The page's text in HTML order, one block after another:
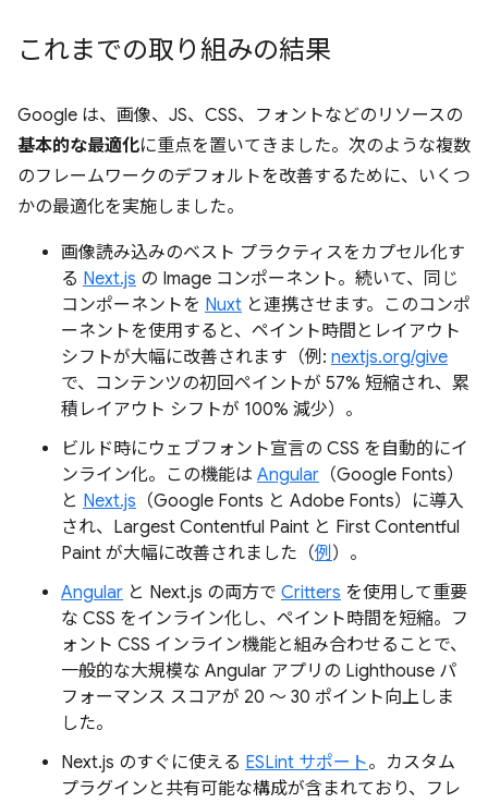
これまでの取り組みの結果
Google は、画像、JS、CSS、フォントなどのリソースの
基本的な最適化に重点を置いてきました。次のような複数
のフレームワークのデフォルトを改善するために、いくつ
かの最適化を実施しました。
画像読み込みのベスト プラクティスをカプセル化す
る Next.js の Image コンポーネント。続いて、同じ
コンポーネントを Nuxt と連携させます。このコンポ
ーネントを使用すると、ペイント時間とレイアウト
シフトが大幅に改善されます（例: nextjs.org/give
で、コンテンツの初回ペイントが 57% 短縮され、累
積レイアウト シフトが 100% 減少）。
ビルド時にウェブフォント宣言の CSS を自動的にイ
ンライン化。この機能は Angular （Google Fonts）
と Next.js （Google Fonts と Adobe Fonts）に導入
され、Largest Contentful Paint と First Contentful
Paint が大幅に改善されました（例）。
Angular と Next.js の両方で Critters を使用して重要
な CSS をインライン化し、ペイント時間を短縮。フ
ォント CSS インライン機能と組み合わせることで、
一般的な大規模な Angular アプリの Lighthouse パ
フォーマンス スコアが 20 ～ 30 ポイント向上しま
した。
Next.js のすぐに使える ESLint サポート。カスタム
プラグインと共有可能な構成が含まれており、フレ